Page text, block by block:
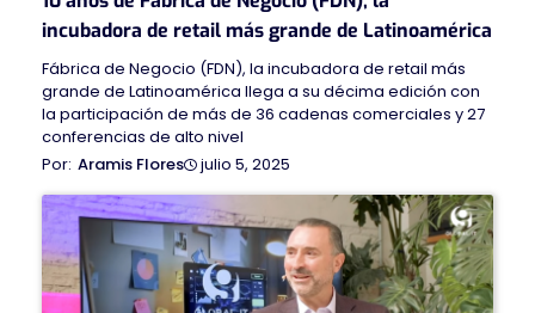
incubadora de retail más grande de Latinoamérica
Fábrica de Negocio (FDN), la incubadora de retail más
grande de Latinoamérica llega a su décima edición con
la participación de más de 36 cadenas comerciales y 27
conferencias de alto nivel
Aramis Flores
julio 5, 2025